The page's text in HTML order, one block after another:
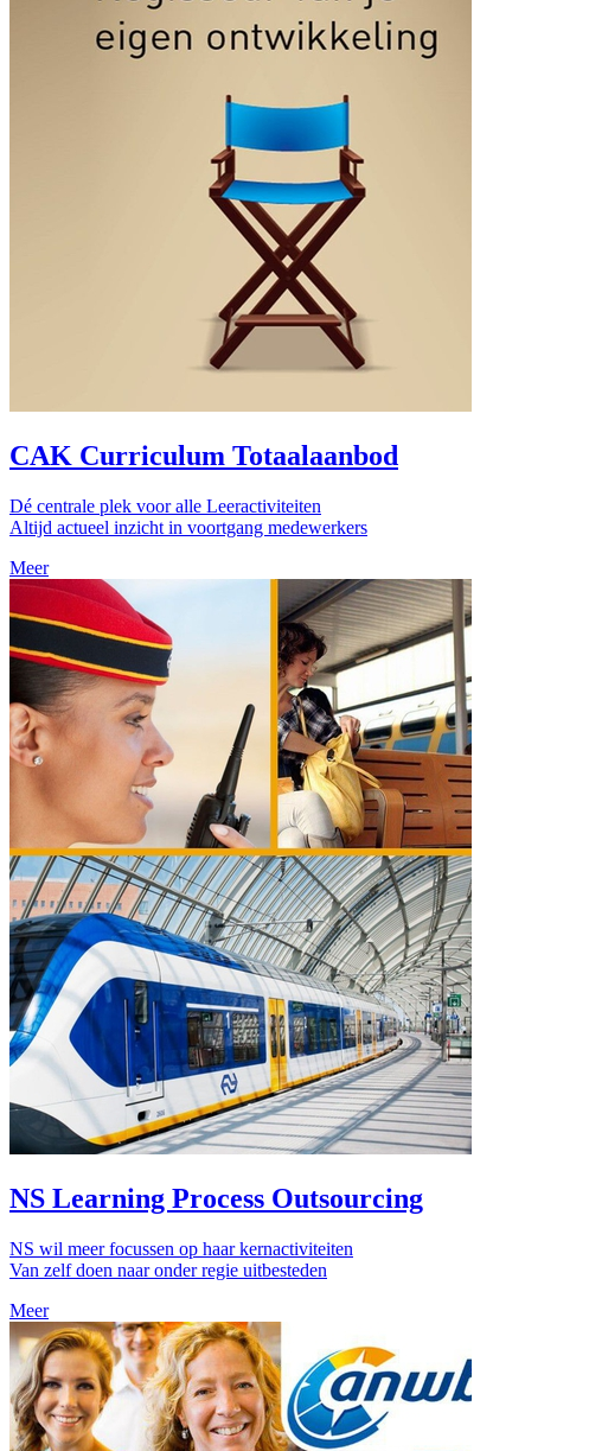
CAK Curriculum Totaalaanbod
Dé centrale plek voor alle Leeractiviteiten
Altijd actueel inzicht in voortgang medewerkers
Meer
NS Learning Process Outsourcing
NS wil meer focussen op haar kernactiviteiten
Van zelf doen naar onder regie uitbesteden
Meer